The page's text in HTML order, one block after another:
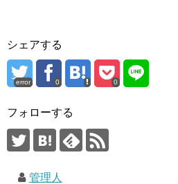
シェアする
error 0 0
フォローする
管理人